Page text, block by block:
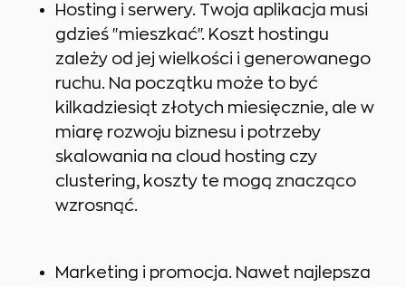
Hosting i serwery. Twoja aplikacja musi
gdzieś "mieszkać". Koszt hostingu
zależy od jej wielkości i generowanego
ruchu. Na początku może to być
kilkadziesiąt złotych miesięcznie, ale w
miarę rozwoju biznesu i potrzeby
skalowania na cloud hosting czy
clustering, koszty te mogą znacząco
wzrosnąć.
Marketing i promocja. Nawet najlepsza